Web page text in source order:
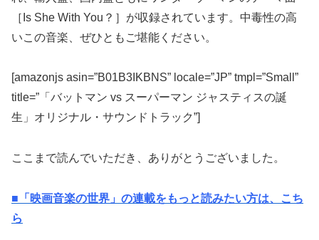
［Is She With You？］が収録されています。中毒性の高
いこの音楽、ぜひともご堪能ください。
[amazonjs asin=”B01B3IKBNS” locale=”JP” tmpl=”Small”
title=”「バットマン vs スーパーマン ジャスティスの誕
生」オリジナル・サウンドトラック”]
ここまで読んでいただき、ありがとうございました。
■「映画音楽の世界」の連載をもっと読みたい方は、こち
ら